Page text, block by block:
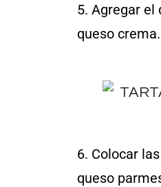
5. Agregar el
queso crema.
6. Colocar
queso